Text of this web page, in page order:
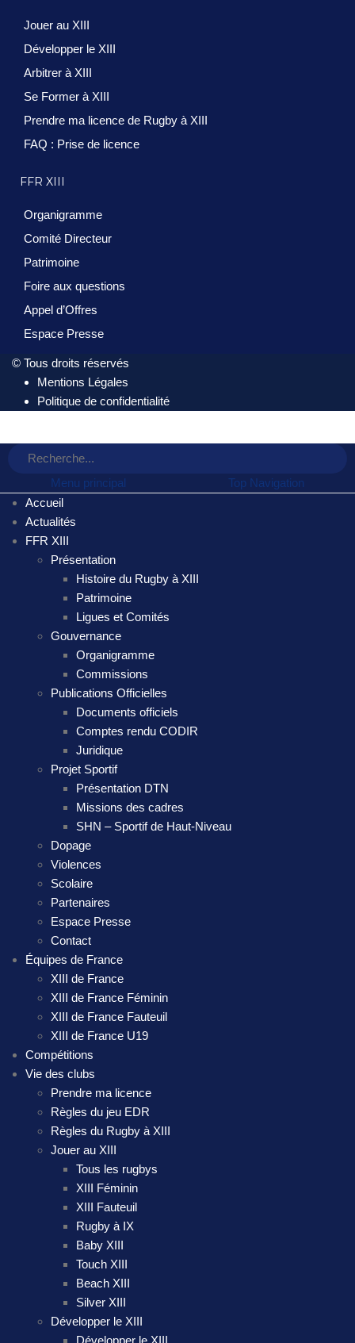
Jouer au XIII
Développer le XIII
Arbitrer à XIII
Se Former à XIII
Prendre ma licence de Rugby à XIII
FAQ : Prise de licence
FFR XIII
Organigramme
Comité Directeur
Patrimoine
Foire aux questions
Appel d’Offres
Espace Presse
© Tous droits réservés
Mentions Légales
Politique de confidentialité
Menu principal
Top Navigation
Accueil
Actualités
FFR XIII
Présentation
Histoire du Rugby à XIII
Patrimoine
Ligues et Comités
Gouvernance
Organigramme
Commissions
Publications Officielles
Documents officiels
Comptes rendu CODIR
Juridique
Projet Sportif
Présentation DTN
Missions des cadres
SHN – Sportif de Haut-Niveau
Dopage
Violences
Scolaire
Partenaires
Espace Presse
Contact
Équipes de France
XIII de France
XIII de France Féminin
XIII de France Fauteuil
XIII de France U19
Compétitions
Vie des clubs
Prendre ma licence
Règles du jeu EDR
Règles du Rugby à XIII
Jouer au XIII
Tous les rugbys
XIII Féminin
XIII Fauteuil
Rugby à IX
Baby XIII
Touch XIII
Beach XIII
Silver XIII
Développer le XIII
Développer le XIII